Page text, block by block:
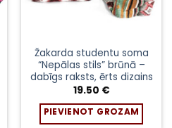
Žakarda studentu soma
“Nepālas stils” brūnā –
dabīgs raksts, ērts dizains
19.50 €
PIEVIENOT GROZAM